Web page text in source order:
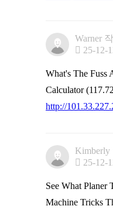
Warner
25-12-
What's The Fuss
Calculator
http://
Kimberly
25-12-
See What Planer
Machine Tricks